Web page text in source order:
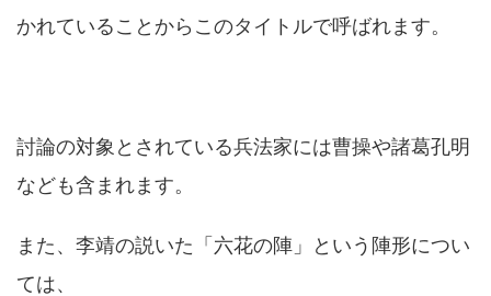
かれていることからこのタイトルで呼ばれます。
討論の対象とされている兵法家には曹操や諸葛孔明
なども含まれます。
また、李靖の説いた「六花の陣」という陣形につい
ては、